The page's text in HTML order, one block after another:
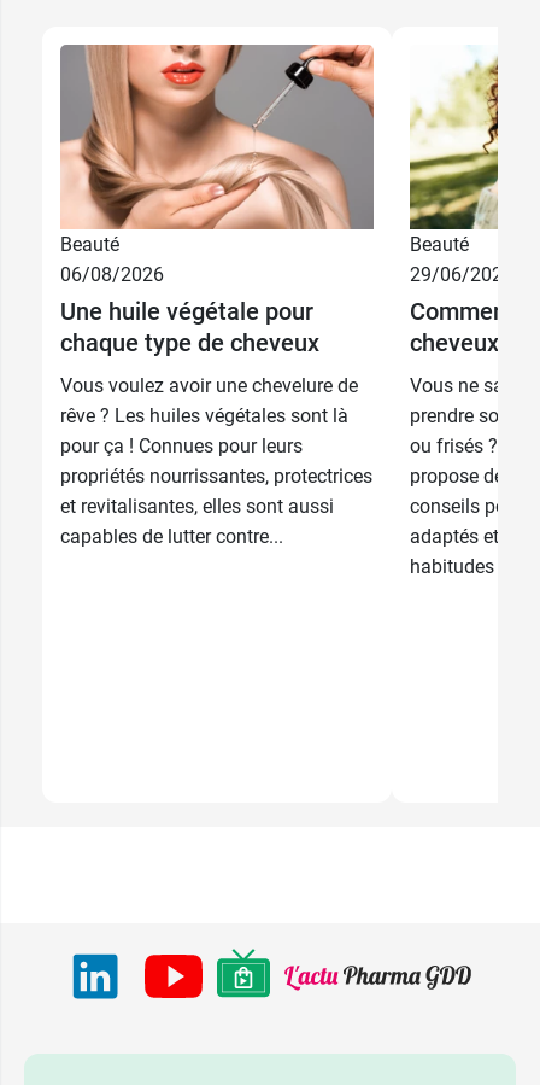
Beauté
06/08/2026
Une huile végétale pour
chaque type de cheveux
Vous voulez avoir une chevelure de
rêve ? Les huiles végétales sont là
pour ça ! Connues pour leurs
propriétés nourrissantes, protectrices
et revitalisantes, elles sont aussi
capables de lutter contre...
Beauté
29/06/2026
Comment
cheveux
Vous ne
prendre soin
ou frisés ?
propose de
conseils pour
adaptés et
habitudes au